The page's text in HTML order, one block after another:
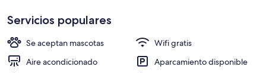
Fachada del alojamiento
Servicios populares
Se aceptan mascotas
Wifi gratis
Aire acondicionado
Aparcamiento disponible